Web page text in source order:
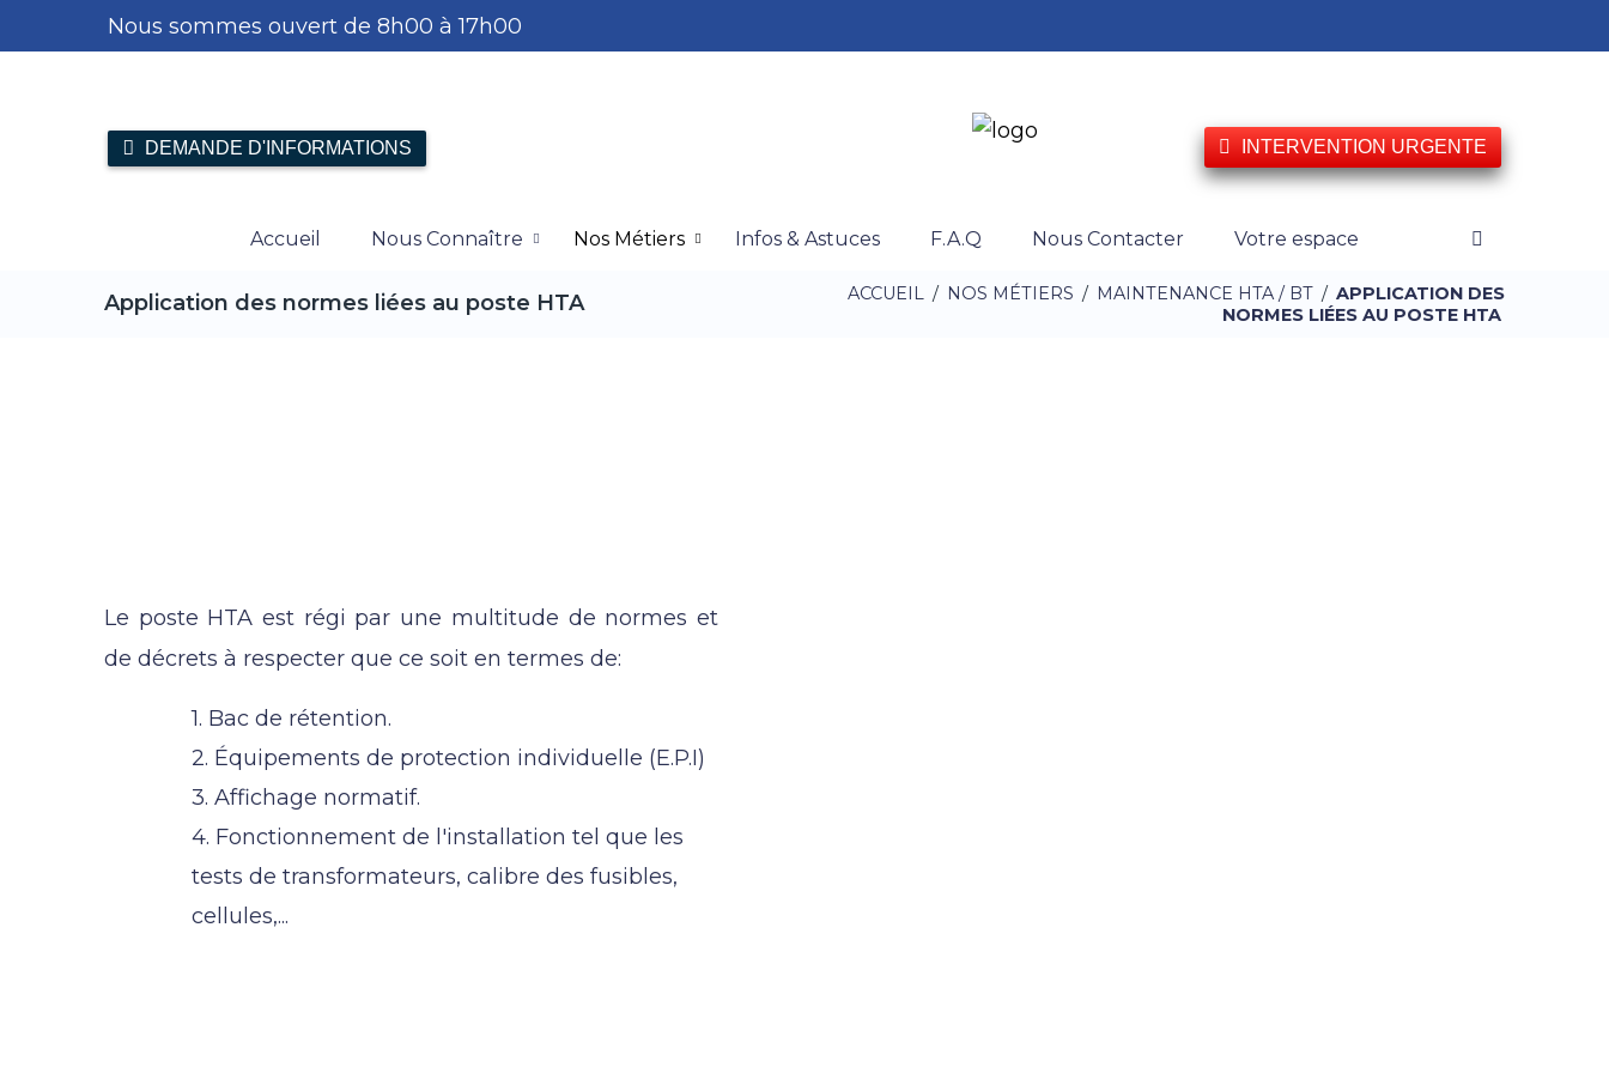
Nous sommes ouvert de 8h00 à 17h00
DEMANDE D'INFORMATIONS INTERVENTION URGENTE
Accueil Nous Connaître Nos Métiers Infos & Astuces F.A.Q Nous Contacter Votre espace
Application des normes liées au poste HTA ACCUEIL / NOS MÉTIERS / MAINTENANCE HTA / BT / APPLICATION DES
NORMES LIÉES AU POSTE HTA
Le poste HTA est régi par une multitude de normes et
de décrets à respecter que ce soit en termes de:
1. Bac de rétention.
2. Équipements de protection individuelle (E.P.I)
3. Affichage normatif.
4. Fonctionnement de l'installation tel que les
tests de transformateurs, calibre des fusibles,
cellules,...